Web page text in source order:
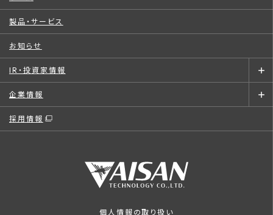
製品・サービス
お知らせ
IR・投資家情報
企業情報
採用情報
個人情報の取り扱い